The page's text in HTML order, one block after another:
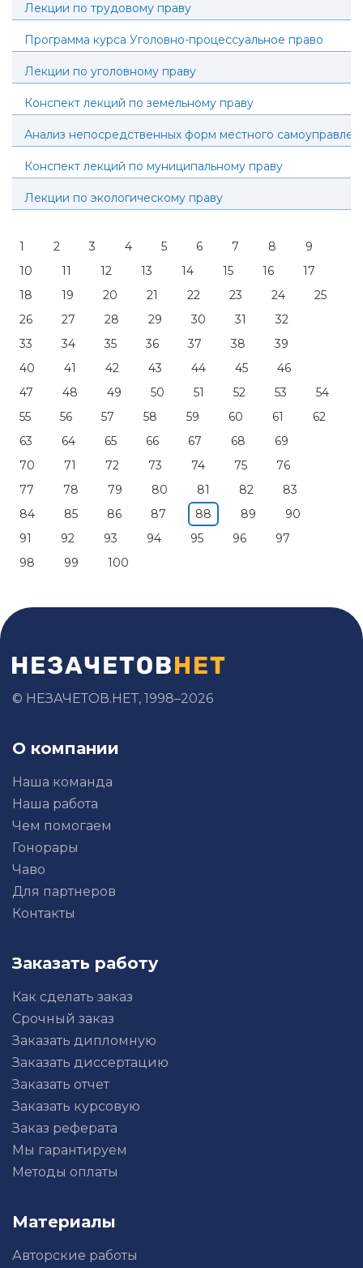
Лекции по трудовому праву
Программа курса Уголовно-процессуальное право
Лекции по уголовному праву
Конспект лекций по земельному праву
Анализ непосредственных форм местного
Конспект лекций по муниципальному праву
Лекции по экологическому праву
1 2 3 4 5 6 7 8
9
10
11 12 13 14 15 16
17
18
19 20 21 22 23 24
25
26
27 28 29 30 31
32
33
34 35 36 37 38
39
40
41 42 43 44 45
46
47
48 49 50 51 52 53
54
55
56 57 58 59 60 61
62
63
64 65 66 67 68
69
70
71 72 73 74 75
76
77
78 79 80 81 82
83
84
85 86 87 88 89
90
91
92 93 94 95 96
97
98
99 100
© НЕЗАЧЕТОВ.НЕТ, 1998–2026
О компании
Наша команда
Наша работа
Чем помогаем
Гонорары
Чаво
Для партнеров
Контакты
Заказать работу
Как сделать заказ
Срочный заказ
Заказать дипломную
Заказать диссертацию
Заказать отчет
Заказать курсовую
Заказ реферата
Мы гарантируем
Методы оплаты
Материалы
Авторские работы